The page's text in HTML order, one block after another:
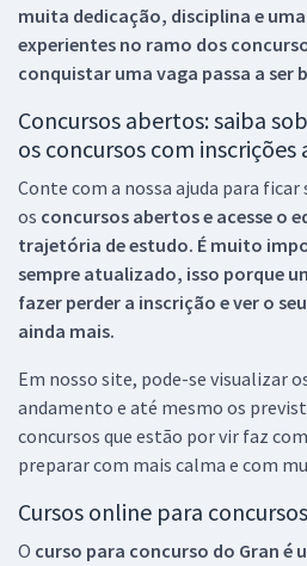
muita dedicação, disciplina e
experientes no ramo dos
conquistar uma vaga passa a ser
Concursos abertos: saiba
os concursos com inscrições
Conte com a nossa ajuda para ficar
os concursos abertos e acesse o
trajetória de estudo. É muito
sempre atualizado, isso porque
fazer perder a inscrição e ver o
ainda mais.
Em nosso site, pode-se visualizar
andamento e até mesmo os
concursos que estão por vir faz
preparar com mais calma e com
Cursos online para concursos
O curso para concurso do Gran é